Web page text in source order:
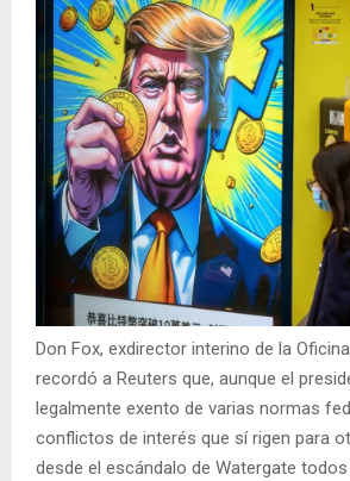
Don Fox, exdirector interino de la
recordó a Reuters que, aunque el
legalmente exento de varias normas
conflictos de interés que sí rigen para
desde el escándalo de Watergate